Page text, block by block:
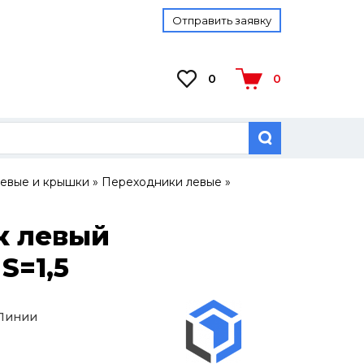
Отправить заявку
0 0
и крышки » Переходники левые »
левый